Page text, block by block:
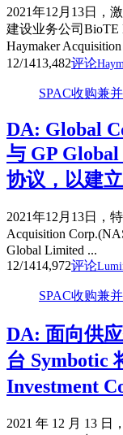
2021年12月13日，
建设业务公司BioTE
Haymaker
12/1413,482评论
SPAC收购兼并
DA: Global
与 GP
协议，以建
2021年12月13日，
Acquisition
Global Limited ...
12/1414,972评论
SPAC收购兼并
DA: 面向供
台 Symbotic
Investment
2021 年 12 月 13 日